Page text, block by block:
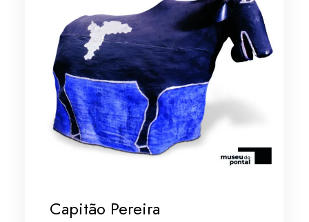
Capitão Pereira